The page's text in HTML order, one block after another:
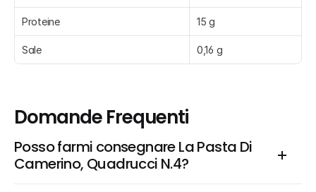
Proteine 15 g
Sale 0,16 g
Domande Frequenti
Posso farmi consegnare La Pasta Di
Camerino, Quadrucci N.4?